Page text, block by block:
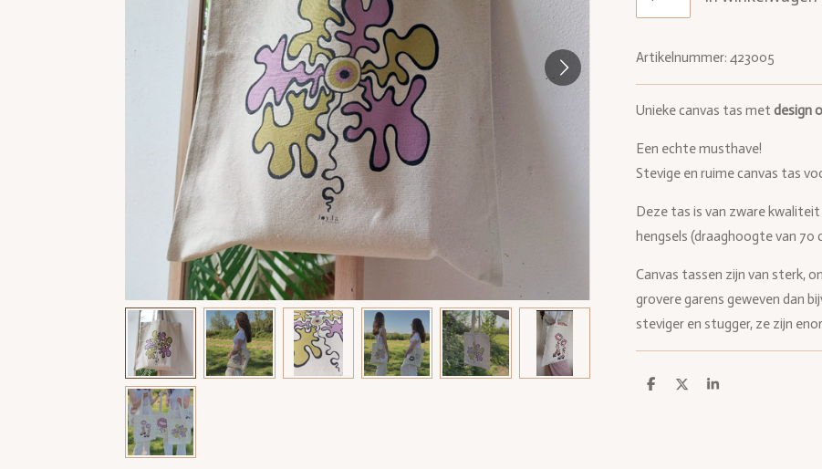
Artikelnummer: 423005
Unieke canvas tas met design
Een echte musthave!
Stevige en ruime canvas tas
Deze tas is van zware kwaliteit
hengsels (draaghoogte van 70
Canvas tassen zijn van sterk,
grovere garens geweven dan
steviger en stugger, ze zijn
D
D
S